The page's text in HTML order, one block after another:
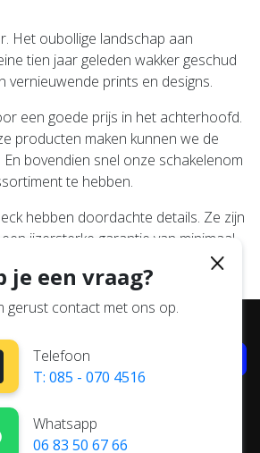
Het oubollige landschap aan
tien jaar geleden wakker geschud
vernieuwende prints en designs.
een goede prijs in het achterhoofd.
producten maken kunnen we de
bovendien snel onze schakelenom
te hebben.
hebben doordachte details. Ze zijn
ijzersterke garantie van minimaal
back.
nieuwsbrief
worden niet aan derden verstrekt.
je een vraag?
gerust contact met ons op.
Telefoon
T: 085 - 070 4516
Whatsapp
06 83 50 67 66